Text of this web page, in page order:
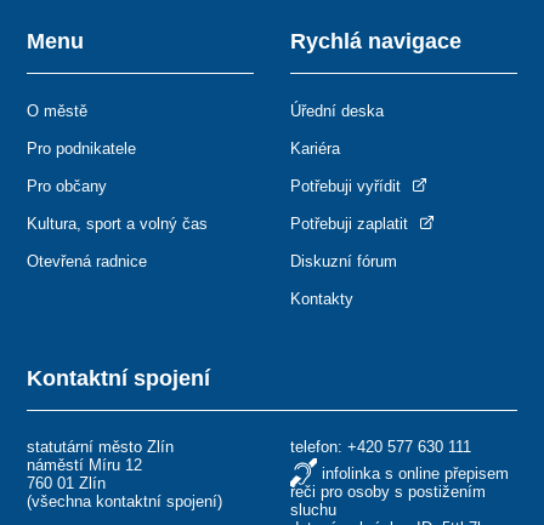
Kontaktní spojení
statutární město Zlín
náměstí Míru 12
760 01 Zlín
(všechna kontaktní spojení)
telefon: +420 577 630 111
infolinka s online přepisem
řeči pro osoby s postižením
sluchu
Menu
O městě
Pro podnikatele
Pro občany
Kultura, sport a volný čas
Otevřená radnice
Rychlá navigace
Úřední deska
Kariéra
Potřebuji vyřídit
Potřebuji zaplatit
Diskuzní fórum
Kontakty